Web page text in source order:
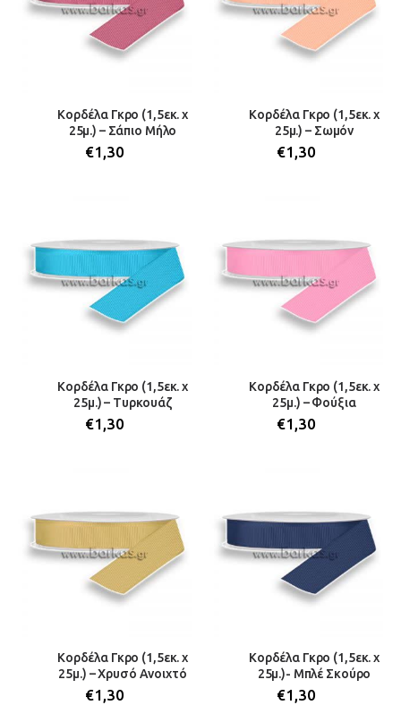
Κορδέλα Γκρο (1,5εκ. x
25μ.) – Σάπιο Μήλο
€1,30
Κορδέλα Γκρο (1,5εκ. x
25μ.) – Σωμόν
€1,30
Κορδέλα Γκρο (1,5εκ. x
25μ.) – Τυρκουάζ
€1,30
Κορδέλα Γκρο (1,5εκ. x
25μ.) – Φούξια
€1,30
Κορδέλα Γκρο (1,5εκ. x
25μ.) – Χρυσό Ανοιχτό
€1,30
Κορδέλα Γκρο (1,5εκ. x
25μ.)- Μπλέ Σκούρο
€1,30